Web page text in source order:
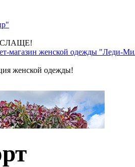
СЛАЩЕ!
магазин женской одежды "Леди-
женской одежды!